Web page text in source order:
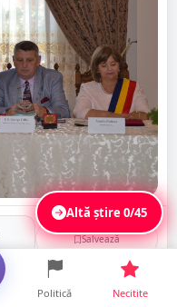
Salvează
Altă știre0/45
Politică Necitite